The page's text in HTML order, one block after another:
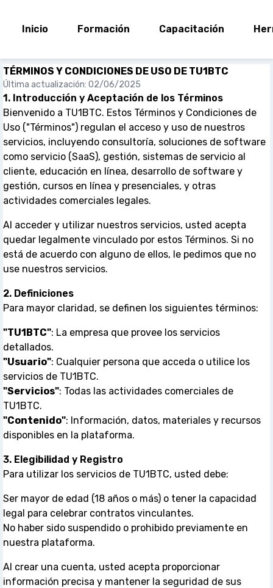
Inicio Formación Capacitación
TÉRMINOS Y CONDICIONES DE USO DE TU1BTC
Última actualización: 02/06/2025
1. Introducción y Aceptación de los Términos
Bienvenido a TU1BTC. Estos Términos y Condiciones de
Uso ("Términos") regulan el acceso y uso de nuestros
servicios, incluyendo consultoría, soluciones de software
como servicio (SaaS), gestión, sistemas de servicio al
cliente, educación en línea, desarrollo de software y
gestión, cursos en línea y presenciales, y otras
actividades comerciales legales.
Al acceder y utilizar nuestros servicios, usted acepta
quedar legalmente vinculado por estos Términos. Si no
está de acuerdo con alguno de ellos, le pedimos que no
use nuestros servicios.
2. Definiciones
Para mayor claridad, se definen los siguientes términos:
"TU1BTC": La empresa que provee los servicios
detallados.
"Usuario": Cualquier persona que acceda o utilice los
servicios de TU1BTC.
"Servicios": Todas las actividades comerciales de
TU1BTC.
"Contenido": Información, datos, materiales y recursos
disponibles en la plataforma.
3. Elegibilidad y Registro
Para utilizar los servicios de TU1BTC, usted debe:
Ser mayor de edad (18 años o más) o tener la capacidad
legal para celebrar contratos vinculantes.
No haber sido suspendido o prohibido previamente en
nuestra plataforma.
Al crear una cuenta, usted acepta proporcionar
información precisa y mantener la seguridad de sus